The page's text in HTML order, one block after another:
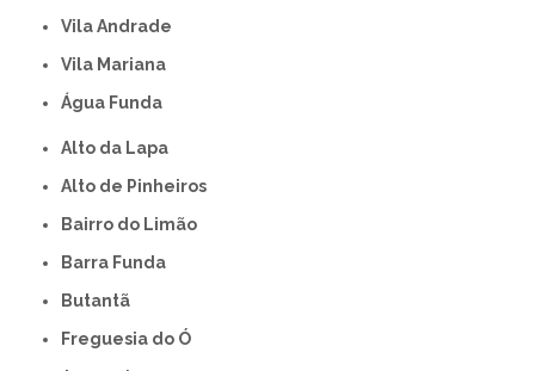
Vila Andrade
Vila Mariana
Água Funda
Alto da Lapa
Alto de Pinheiros
Bairro do Limão
Barra Funda
Butantã
Freguesia do Ó